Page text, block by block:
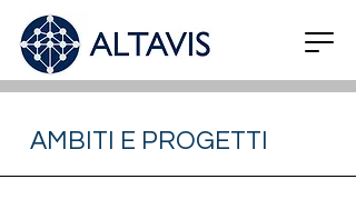
AMBITI E PROGETTI